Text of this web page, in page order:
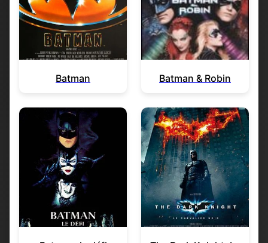
Batman Batman & Robin